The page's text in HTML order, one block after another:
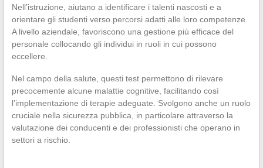
Nell’istruzione, aiutano a identificare i talenti nascosti e a
orientare gli studenti verso percorsi adatti alle loro competenze.
A livello aziendale, favoriscono una gestione più efficace del
personale collocando gli individui in ruoli in cui possono
eccellere.
Nel campo della salute, questi test permettono di rilevare
precocemente alcune malattie cognitive, facilitando così
l’implementazione di terapie adeguate. Svolgono anche un ruolo
cruciale nella sicurezza pubblica, in particolare attraverso la
valutazione dei conducenti e dei professionisti che operano in
settori a rischio.